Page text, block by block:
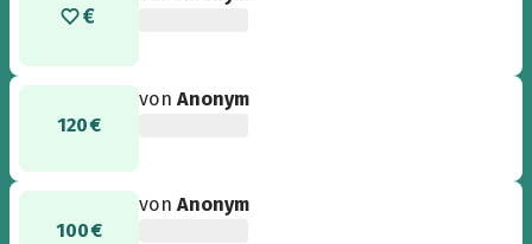
120 €
vonAnonym
100 €
vonAnonym